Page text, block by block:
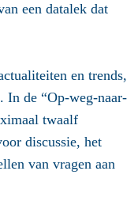
een datalek dat
en trends,
In de “Op-weg-naar-
twaalf
discussie, het
van vragen aan